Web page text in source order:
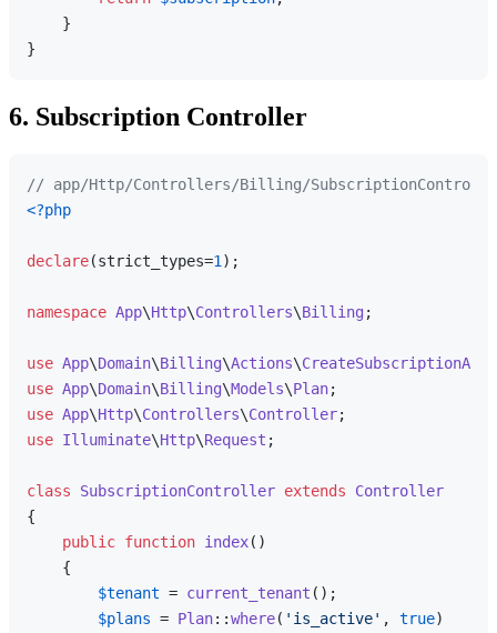
    }
6. Subscription Controller
// app/Http/Controllers/Billing/
<?php
declare(strict_types=1 );
namespace App\Http\Controllers\Billing ;
use App\Domain\Billing\Actions\
use App\Domain\Billing\Models\Plan
use App\Http\Controllers\Controller
use Illuminate\Http\Request ;
class SubscriptionController extends
Controller
{
public function index( )
{
$tenant = current_tenant ();
$plans = Plan::where( 'is_active' , true)